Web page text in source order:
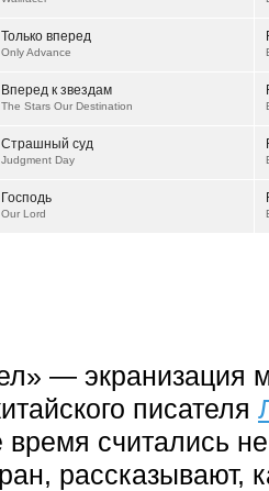
Только вперед
Only Advance
Вперед к звездам
The Stars Our Destination
Страшный суд
Judgment Day
Господь
Our Lord
— экранизация
писателя
время считались
рассказывают,